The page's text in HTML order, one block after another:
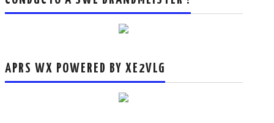
APRS WX POWERED BY XE2VLG